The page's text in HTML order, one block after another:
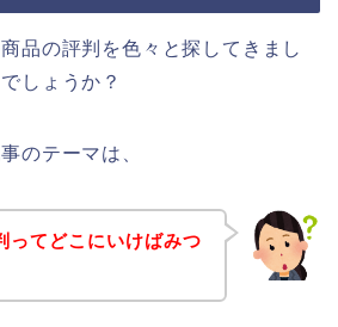
品の評判を色々と探してきまし
しょうか？
のテーマは、
ってどこにいけばみつ